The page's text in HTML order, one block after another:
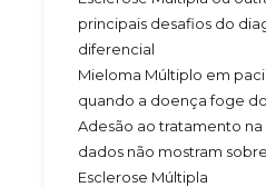
principais desafios do
diferencial
Mieloma Múltiplo em
quando a doença foge
Adesão ao tratamento na
dados não mostram
Esclerose Múltipla